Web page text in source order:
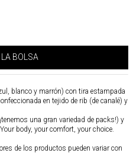
BOLSA
blanco y marrón) con tira estampada
en tejido de rib (de canalé) y
una gran variedad de packs!) y
body, your comfort, your choice.
de los productos pueden variar con